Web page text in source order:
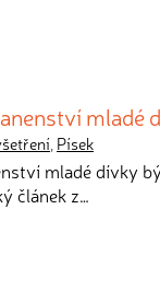
mladé
, Písek
mladé dívky
článek z…